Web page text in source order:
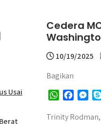
Cedera
10/19/2025
Bagikan
W
a
c
M
s
Trinity
Usai